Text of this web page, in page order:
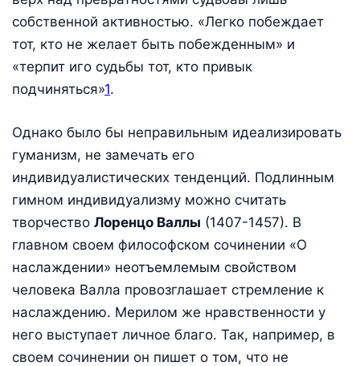
собственной активностью. «Легко побеждает
тот, кто не желает быть побежденным» и
«терпит иго судьбы тот, кто привык
подчиняться»1.
Однако было бы неправильным идеализировать
гуманизм, не замечать его
индивидуалистических тенденций. Подлинным
гимном индивидуализму можно считать
творчество Лоренцо Валлы (1407-1457). В
главном своем философском сочинении «О
наслаждении» неотъемлемым свойством
человека Валла провозглашает стремление к
наслаждению. Мерилом же нравственности у
него выступает личное благо. Так, например, в
своем сочинении он пишет о том, что не